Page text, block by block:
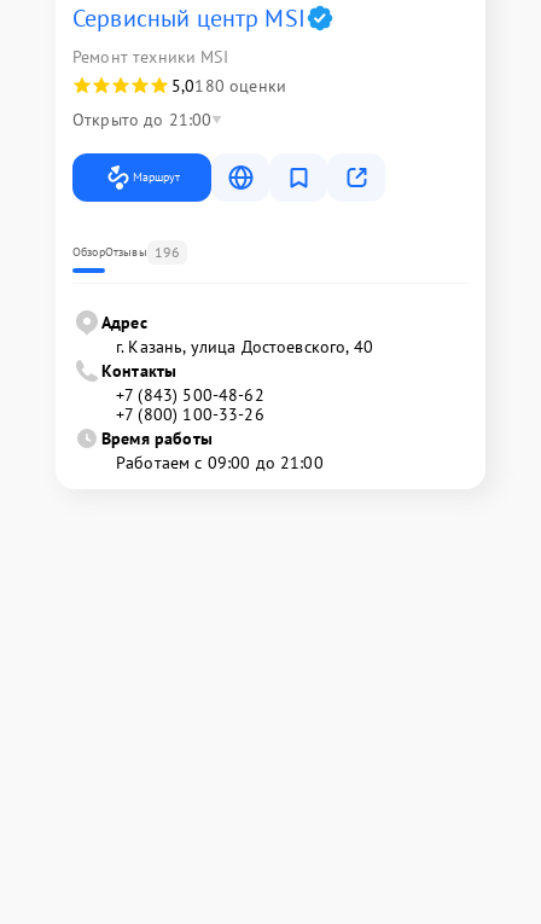
Сервисный центр MSI
Ремонт техники MSI
5,0180 оценки
Открыто до 21:00
Маршрут
ОбзорОтзывы 196
Адрес
г. Казань, улица Достоевского, 40
Контакты
+7 (843) 500-48-62
+7 (800) 100-33-26
Время работы
Работаем с 09:00 до 21:00